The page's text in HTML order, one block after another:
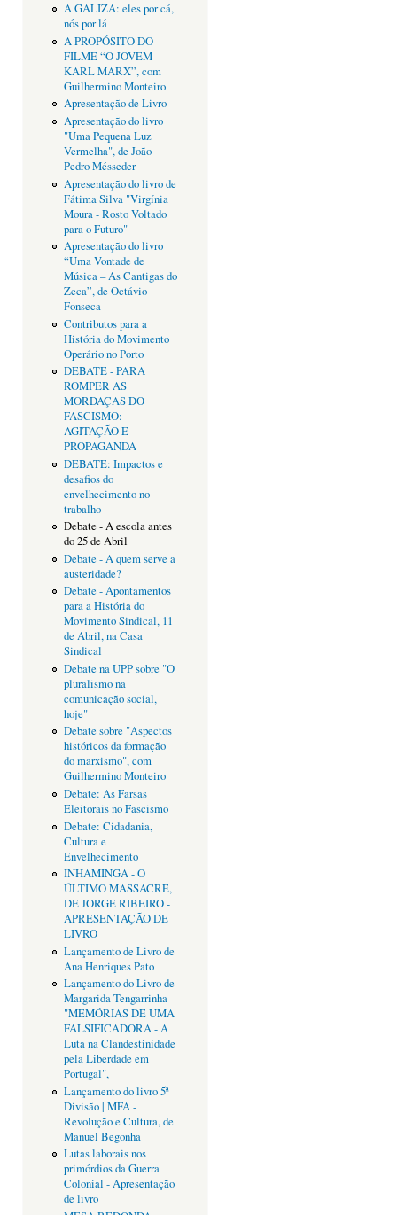
A GALIZA: eles por cá,
nós por lá
A PROPÓSITO DO
FILME “O JOVEM
KARL MARX”, com
Guilhermino Monteiro
Apresentação de Livro
Apresentação do livro
"Uma Pequena Luz
Vermelha", de João
Pedro Mésseder
Apresentação do livro de
Fátima Silva "Virgínia
Moura - Rosto Voltado
para o Futuro"
Apresentação do livro
“Uma Vontade de
Música – As Cantigas do
Zeca”, de Octávio
Fonseca
Contributos para a
História do Movimento
Operário no Porto
DEBATE - PARA
ROMPER AS
MORDAÇAS DO
FASCISMO:
AGITAÇÃO E
PROPAGANDA
DEBATE: Impactos e
desafios do
envelhecimento no
trabalho
Debate - A escola antes
do 25 de Abril
Debate - A quem serve a
austeridade?
Debate - Apontamentos
para a História do
Movimento Sindical, 11
de Abril, na Casa
Sindical
Debate na UPP sobre "O
pluralismo na
comunicação social,
hoje"
Debate sobre "Aspectos
históricos da formação
do marxismo", com
Guilhermino Monteiro
Debate: As Farsas
Eleitorais no Fascismo
Debate: Cidadania,
Cultura e
Envelhecimento
INHAMINGA - O
ÚLTIMO MASSACRE,
DE JORGE RIBEIRO -
APRESENTAÇÃO DE
LIVRO
Lançamento de Livro de
Ana Henriques Pato
Lançamento do Livro de
Margarida Tengarrinha
"MEMÓRIAS DE UMA
FALSIFICADORA - A
Luta na Clandestinidade
pela Liberdade em
Portugal",
Lançamento do livro 5ª
Divisão | MFA -
Revolução e Cultura, de
Manuel Begonha
Lutas laborais nos
primórdios da Guerra
Colonial - Apresentação
de livro